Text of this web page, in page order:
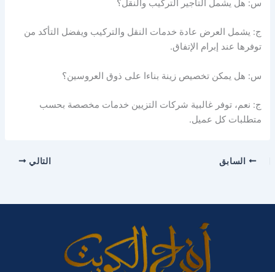
س: هل يشمل التأجير التركيب والنقل؟
ج: يشمل العرض عادة خدمات النقل والتركيب ويفضل التأكد من
توفرها عند إبرام الإتفاق.
س: هل يمكن تخصيص زينة بناءا على ذوق العروسين؟
ج: نعم، توفر غالبية شركات التزيين خدمات مخصصة بحسب
متطلبات كل عميل.
السابق التالي